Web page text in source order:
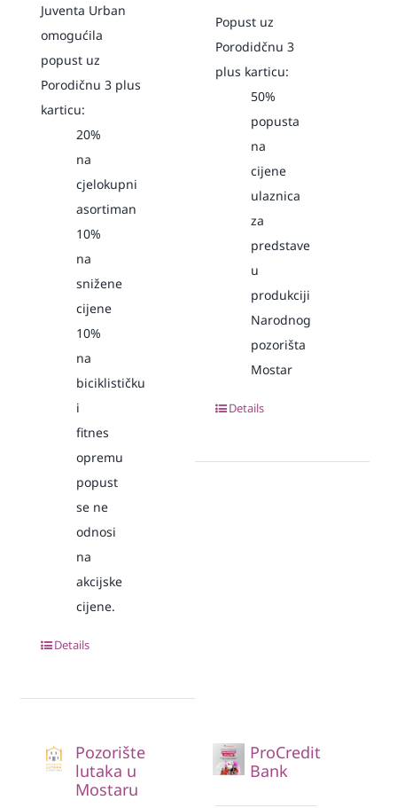
Juventa Urban
omogućila
popust uz
Porodičnu 3 plus
karticu:
20%
na
cjelokupni
asortiman
10%
na
snižene
cijene
10%
na
biciklističku
i
fitnes
opremu
popust
se ne
odnosi
na
akcijske
cijene.
Details
Popust uz
Porodidčnu 3
plus karticu:
50%
popusta
na
cijene
ulaznica
za
predstave
u
produkciji
Narodnog
pozorišta
Mostar
Details
Pozorište
lutaka u
Mostaru
ProCredit
Bank